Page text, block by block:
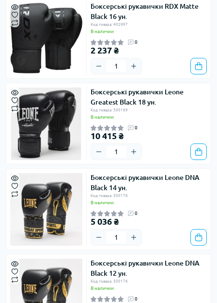
Боксерські рукавички RDX Matte
Black 16 ун.
Код товара: 402997
В наличии
0
2 237 ₴
Боксерські рукавички Leone
Greatest Black 18 ун.
Код товара: 500169
В наличии
0
10 415 ₴
Боксерські рукавички Leone DNA
Black 14 ун.
Код товара: 500176
В наличии
0
5 036 ₴
Боксерські рукавички Leone DNA
Black 12 ун.
Код товара: 500176
В наличии
0